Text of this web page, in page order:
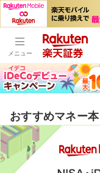
メニュー
おすすめマネー本